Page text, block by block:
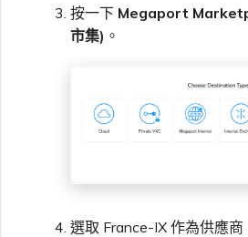
按一下 Megaport
市集) 。
選取 France-IX 作為供應商